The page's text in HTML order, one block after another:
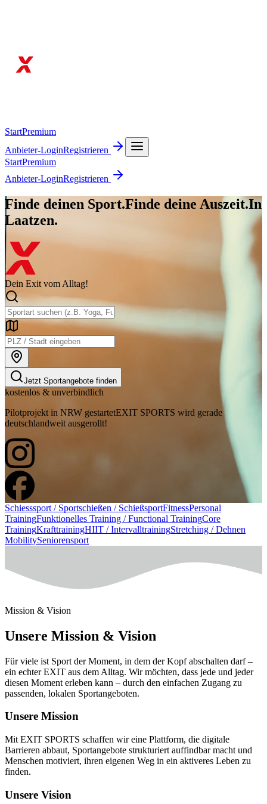
StartPremium
Anbieter-LoginRegistrieren
StartPremium
Anbieter-LoginRegistrieren
Finde deinen Sport.Finde deine Auszeit.In
Laatzen.
Dein Exit vom Alltag!
Jetzt Sportangebote finden
kostenlos & unverbindlich
Pilotprojekt in NRW gestartetEXIT SPORTS wird gerade
deutschlandweit ausgerollt!
Schiesssport / Sportschießen / SchießsportFitnessPersonal
TrainingFunktionelles Training / Functional TrainingCore
TrainingKrafttrainingHIIT / IntervalltrainingStretching / Dehnen
MobilitySeniorensport
Mission & Vision
Unsere Mission & Vision
Für viele ist Sport der Moment, in dem der Kopf abschalten darf –
ein echter EXIT aus dem Alltag. Wir möchten, dass jede und jeder
diesen Moment erleben kann – durch den einfachen Zugang zu
passenden, lokalen Sportangeboten.
Unsere Mission
Mit EXIT SPORTS schaffen wir eine Plattform, die digitale
Barrieren abbaut, Sportangebote strukturiert auffindbar macht und
Menschen motiviert, ihren eigenen Weg in ein aktiveres Leben zu
finden.
Unsere Vision